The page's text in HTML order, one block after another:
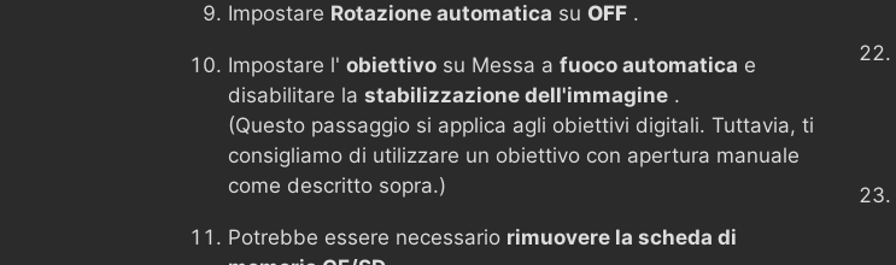
Impostare Rotazione automatica su OFF .
Impostare l' obiettivo su Messa a fuoco automatica e
disabilitare la stabilizzazione dell'immagine .
(Questo passaggio si applica agli obiettivi digitali. Tuttavia, ti
consigliamo di utilizzare un obiettivo con apertura manuale
come descritto sopra.)
Potrebbe essere necessario rimuovere la scheda di